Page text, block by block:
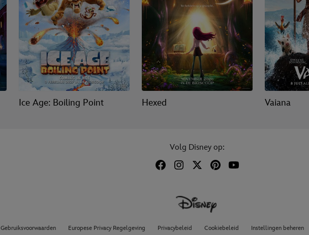
Ice Age: Boiling Point Hexed Vaiana
Volg Disney op:
Gebruiksvoorwaarden Europese Privacy Regelgeving Privacybeleid Cookiebeleid Instellingen beheren